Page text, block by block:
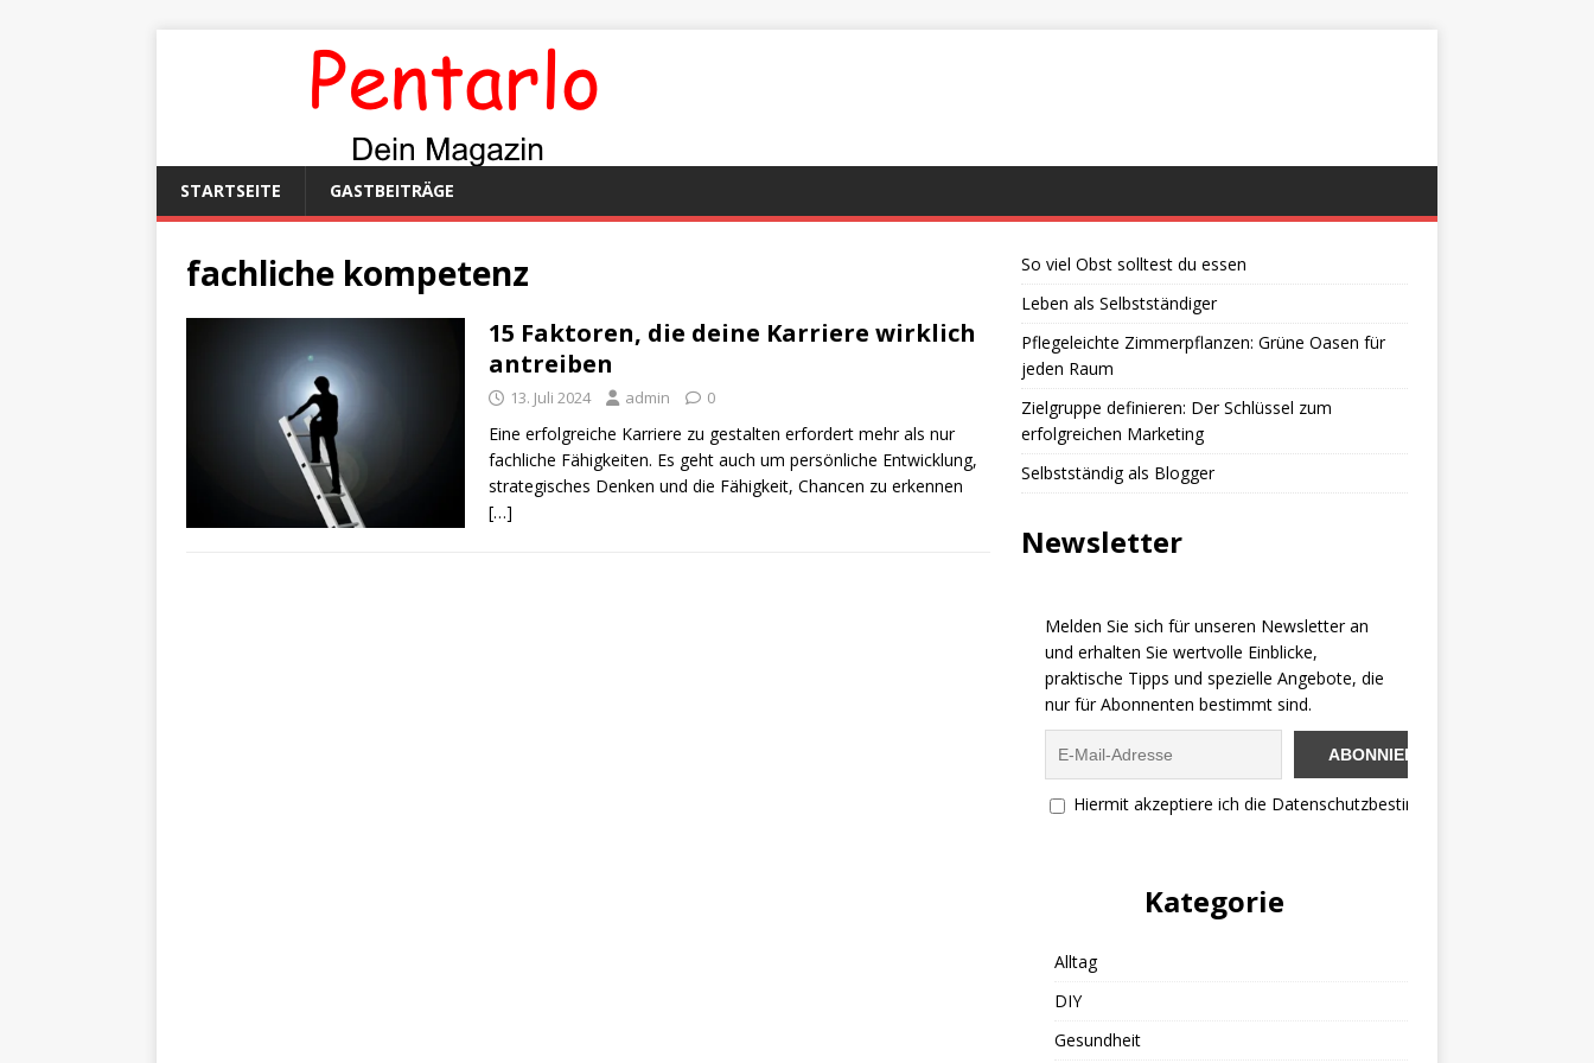
STARTSEITE GASTBEITRÄGE
fachliche kompetenz
15 Faktoren, die deine Karriere wirklich
antreiben
13. Juli 2024 admin 0
Eine erfolgreiche Karriere zu gestalten erfordert mehr als nur
fachliche Fähigkeiten. Es geht auch um persönliche Entwicklung,
strategisches Denken und die Fähigkeit, Chancen zu erkennen
[…]
So viel Obst solltest du essen
Leben als Selbstständiger
Pflegeleichte Zimmerpflanzen: Grüne Oasen für
jeden Raum
Zielgruppe definieren: Der Schlüssel zum
erfolgreichen Marketing
Selbstständig als Blogger
Newsletter
Melden Sie sich für unseren Newsletter an
und erhalten Sie wertvolle Einblicke,
praktische Tipps und spezielle Angebote, die
nur für Abonnenten bestimmt sind.
Hiermit akzeptiere ich die Datenschutzbestimmungen
Kategorie
Alltag
DIY
Gesundheit